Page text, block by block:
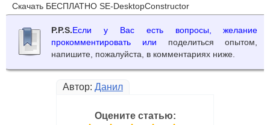
Скачать БЕСПЛАТНО SE-DesktopConstructor
P.P.S.Если у Вас есть вопросы, желание
прокомментировать или поделиться опытом,
напишите, пожалуйста, в комментариях ниже.
Автор: Данил
Оцените статью: